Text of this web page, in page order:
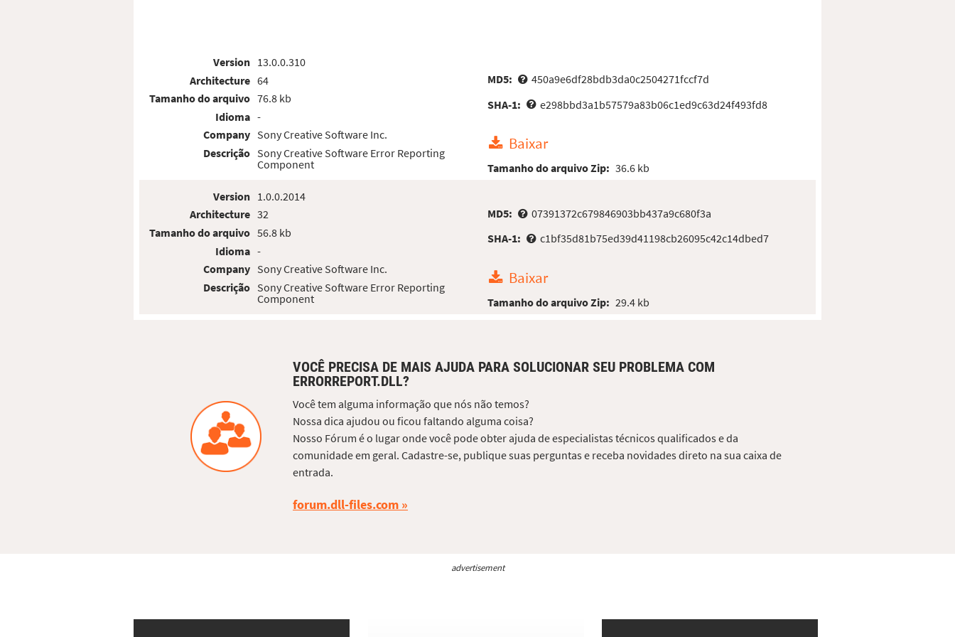
Version
Architecture
Tamanho do arquivo
Idioma
Company
Descrição
13.0.0.310
64
76.8 kb
-
Sony Creative Software Inc.
Sony Creative Software Error Reporting
Component
MD5:
450a9e6df28bdb3da0c2504271fccf7d
SHA-1:
e298bbd3a1b57579a83b06c1ed9c63d24f493fd8
Baixar
Tamanho do arquivo Zip: 36.6 kb
Version
Architecture
Tamanho do arquivo
Idioma
Company
Descrição
1.0.0.2014
32
56.8 kb
-
Sony Creative Software Inc.
Sony Creative Software Error Reporting
Component
MD5:
07391372c679846903bb437a9c680f3a
SHA-1:
c1bf35d81b75ed39d41198cb26095c42c14dbed7
Baixar
Tamanho do arquivo Zip: 29.4 kb
VOCÊ PRECISA DE MAIS AJUDA PARA SOLUCIONAR SEU PROBLEMA COM
ERRORREPORT.DLL?
Você tem alguma informação que nós não temos?
Nossa dica ajudou ou ficou faltando alguma coisa?
Nosso Fórum é o lugar onde você pode obter ajuda de especialistas técnicos qualificados e da
comunidade em geral. Cadastre-se, publique suas perguntas e receba novidades direto na sua caixa de
entrada.
forum.dll-files.com
advertisement